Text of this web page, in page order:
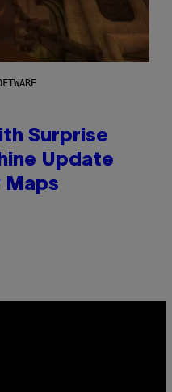
Surprise
Update
Maps